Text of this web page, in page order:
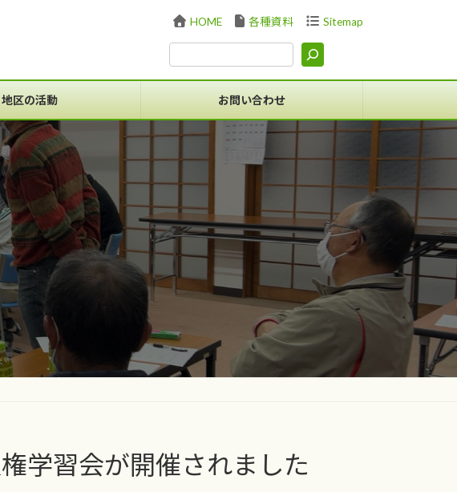
HOME 各種資料 Sitemap
地区の活動 お問い合わせ
学習会が開催されました